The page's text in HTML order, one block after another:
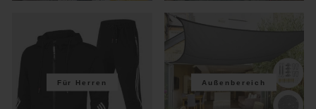
Für Herren Außenbereich